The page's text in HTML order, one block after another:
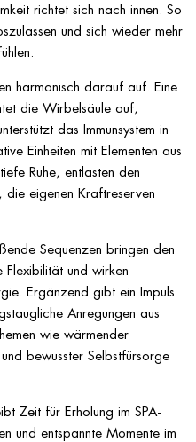
richtet sich nach innen. So
und sich wieder mehr
harmonisch darauf auf. Eine
die Wirbelsäule auf,
das Immunsystem in
Einheiten mit Elementen aus
Ruhe, entlasten den
die eigenen Kraftreserven
Sequenzen bringen den
und wirken
Ergänzend gibt ein Impuls
Anregungen aus
wie wärmender
bewusster Selbstfürsorge
Zeit für Erholung im SPA-
und entspannte Momente im